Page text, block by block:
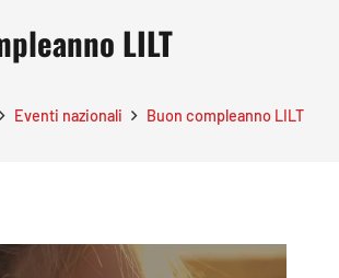
LILT
Eventi nazionali Buon compleanno LILT